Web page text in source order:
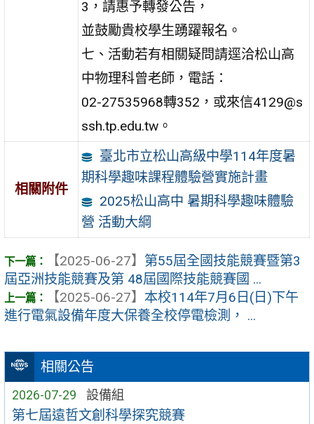
相關公告
2026-07-29 設備組
第七屆遠哲文創科學探究競賽
3，請惠予轉發公告，
並鼓勵貴校學生踴躍報名。
七、活動若有相關疑問請逕洽松山高
中物理科曾老師，電話：
02-27535968轉352，或來信4129@s
ssh.tp.edu.tw。
相關附件
臺北市立松山高級中學114年度暑
期科學趣味課程體驗營實施計畫
2025松山高中 暑期科學趣味體驗
營 活動大綱
【2025-06-27】 第55屆全國技能競賽暨第3
屆亞洲技能競賽及第 48屆國際技能競賽國 ...
【2025-06-27】 本校114年7月6日(日)下午
進行電氣設備年度大保養全校停電檢測， ...